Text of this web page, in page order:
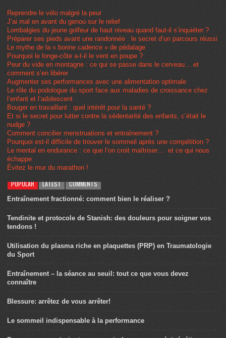
Reprendre le vélo malgré la peur
J’ai mal en avant du genou sur le relief
Lombalgies du jeune golfeur de haut niveau quand faut-il s’inquiéter ?
Préparer ses pieds avant une randonnée : le secret d’un parcours réussi
Le mythe de la « bonne cadence » de pédalage
Pourquoi le longe-côte a-t-il le vent en poupe ?
Peur du vide en montagne : ce qui se passe dans le cerveau… et
comment s’en libérer
Augmenter ses performances avec une alimentation optimale
Le rôle du podologue du sport face aux maladies de croissance chez
l’enfant et l’adolescent
Bouger en travaillant : quel intérêt pour la santé ?
Et si le secret pour lutter contre la sédentarité des enfants, c’était le
nudge ?
Comment concilier menstruations et entraînement ?
Pourquoi est-il difficile de trouver le sommeil après une compétition ?
Le mental en endurance : ce que l’on croit maîtriser… et ce qui nous
échappe
Évitez le mur du marathon !
POPULAR LATEST COMMENTS
Entraînement fractionné: comment bien le réaliser ?
Tendinite et protocole de Stanish: des douleurs pour soigner vos
tendons !
Utilisation du plasma riche en plaquettes (PRP) en Traumatologie
du Sport
Entraînement – la séance au seuil: tout ce que vous devez
connaître
Blessure: arrêtez de vous arrêter!
Le sommeil indispensable à la performance